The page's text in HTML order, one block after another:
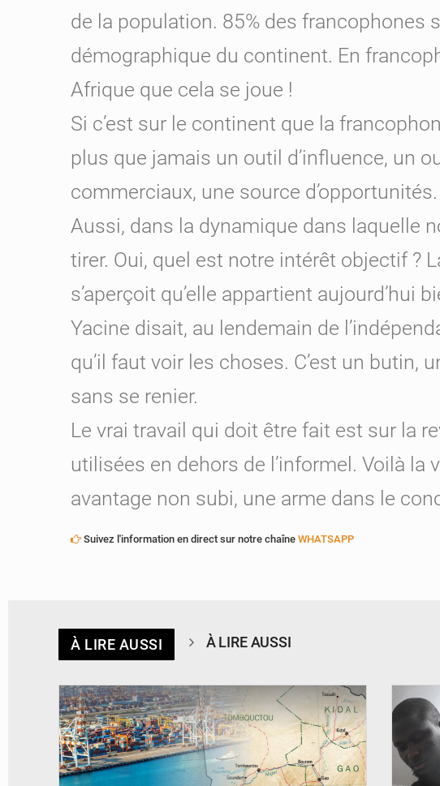
de la population. 85% des francophones
démographique du continent. En
Afrique que cela se joue !
Si c’est sur le continent que la
plus que jamais un outil d’influence, un
commerciaux, une source d’opportunités.
Aussi, dans la dynamique dans laquelle
tirer. Oui, quel est notre intérêt objectif ?
s’aperçoit qu’elle appartient aujourd’hui
Yacine disait, au lendemain de
qu’il faut voir les choses. C’est un
sans se renier.
Le vrai travail qui doit être fait est sur la
utilisées en dehors de l’informel. Voilà
avantage non subi, une arme dans le
Suivez l'information en direct sur notre chaîne WHATSAPP
À LIRE AUSSI À LIRE AUSSI
© JDM